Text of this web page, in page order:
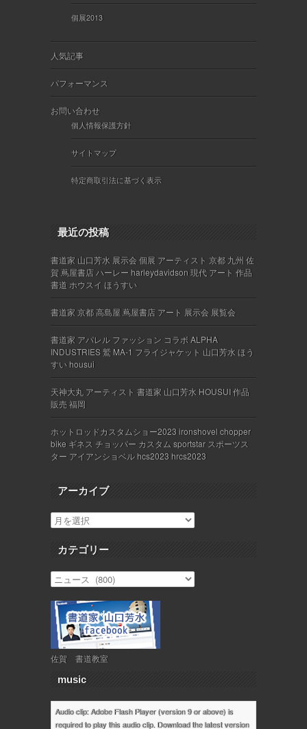
個展2013
人気記事
パフォーマンス
お問い合わせ
個人情報保護方針
サイトマップ
特定商取引法に基づく表示
最近の投稿
書道家 山口芳水 展示会 個展 アーティスト 京都 九州 佐
賀 蔦屋書店 ハーレー harleydavidson 現代 アート 作品
書道 ホウスイ ほうすい
書道家 京都 高島屋 蔦屋書店 アート 展示会 展覧会
書道家 アパレル ファッション コラボ ALPHA
INDUSTRIES 鷲 MA-1 フライジャケット 山口芳水 ほう
すい housui
天神大丸 アーティスト 書道家 山口芳水 HOUSUI 作品
販売 福岡
ホットロッドカスタムショー2023 ironshovel chopper
bike ギネス チョッパー カスタム sportstar スポーツス
ター アイアンショベル hcs2023 hrcs2023
アーカイブ
カテゴリー
佐賀 書道教室
music
Audio clip: Adobe Flash Player (version 9 or above) is
required to play this audio clip. Download the latest version